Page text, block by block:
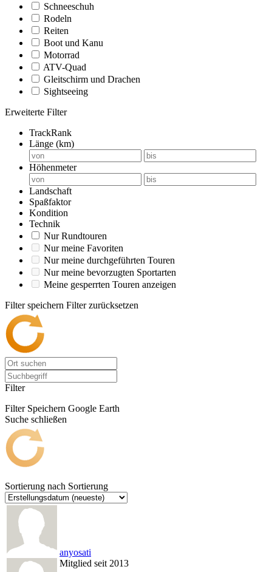
Schneeschuh
Rodeln
Reiten
Boot und Kanu
Motorrad
ATV-Quad
Gleitschirm und Drachen
Sightseeing
Erweiterte Filter
TrackRank
Länge (km)
Höhenmeter
Landschaft
Spaßfaktor
Kondition
Technik
Nur Rundtouren
Nur meine Favoriten
Nur meine durchgeführten Touren
Nur meine bevorzugten Sportarten
Meine gesperrten Touren anzeigen
Filter speichern Filter zurücksetzen
Filter
Filter Speichern Google Earth
Suche schließen
Sortierung nach Sortierung
anyosati
Mitglied seit 2013